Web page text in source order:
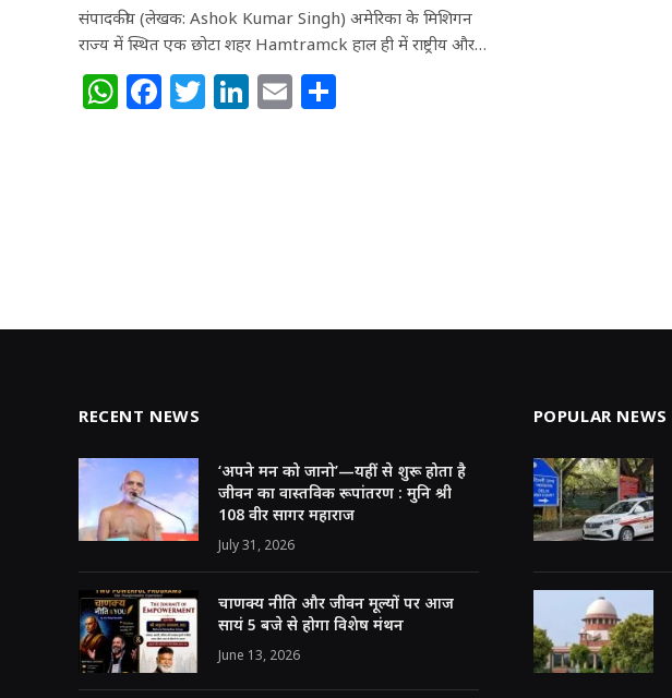
संपादकीय (लेखक: Ashok Kumar Singh) अमेरिका के मिशिगन
राज्य में स्थित एक छोटा शहर Hamtramck हाल ही में राष्ट्रीय और…
W
h
F
a
k
T
w
Li
n
E
m
RECENT NEWS
‘अपने मन को जानो’—यहीं से शुरू होता है
जीवन का वास्तविक रूपांतरण : मुनि श्री
108 वीर सागर महाराज
July 31, 2026
चाणक्य नीति और जीवन मूल्यों पर आज
सायं 5 बजे से होगा विशेष मंथन
June 13, 2026
POPULAR NEWS